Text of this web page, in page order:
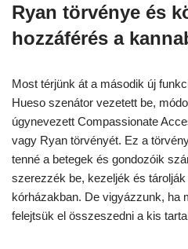
Ryan törvénye és
hozzáférés a
Most térjünk át a második új
Hueso szenátor vezetett be,
úgynevezett Compassionate
vagy Ryan törvényét. Ez a
tenné a betegek és gondozóik
szerezzék be, kezeljék és
kórházakban. De vigyázzunk, ha
felejtsük el összeszedni a kis